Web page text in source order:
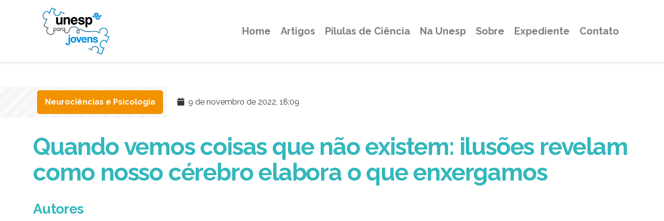
Home Artigos Pílulas de Ciência Na Unesp Sobre Expediente Contato
Neurociências e Psicologia 9 de novembro de 2022, 18:09
Quando vemos coisas que não existem: ilusões revelam
como nosso cérebro elabora o que enxergamos
Autores